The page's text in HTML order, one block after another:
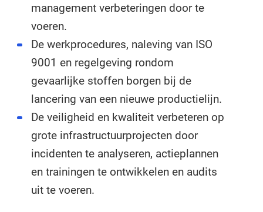
management verbeteringen door te
voeren.
De werkprocedures, naleving van ISO
9001 en regelgeving rondom
gevaarlijke stoffen borgen bij de
lancering van een nieuwe productielijn.
De veiligheid en kwaliteit verbeteren op
grote infrastructuurprojecten door
incidenten te analyseren, actieplannen
en trainingen te ontwikkelen en audits
uit te voeren.